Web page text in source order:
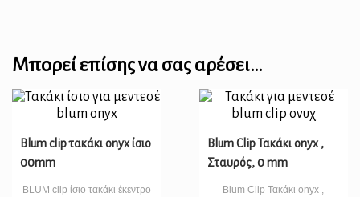
Μπορεί επίσης να σας αρέσει…
Blum clip τακάκι onyx ίσιο
00mm
BLUM clip ίσιο τακάκι έκεντρο
Blum Clip Τακάκι onyx ,
Σταυρός, 0 mm
Blum Clip Τακάκι onyx ,